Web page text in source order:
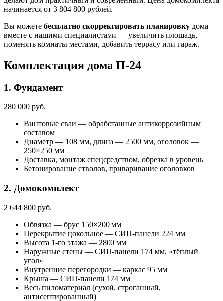
начинается от 3 804 800 рублей.
Вы можете бесплатно скорректировать планировку дома
вместе с нашими специалистами — увеличить площадь,
поменять комнаты местами, добавить террасу или гараж.
Комплектация дома П-24
1. Фундамент
280 000 руб.
Винтовые сваи — обработанные антикоррозийным
составом
Диаметр — 108 мм, длина — 2500 мм, оголовок —
250×250 мм
Доставка, монтаж спецсредством, обрезка в уровень
Бетонирование стволов, приваривание оголовков
2. Домокомплект
2 644 800 руб.
Обвязка — брус 150×200 мм
Перекрытие цокольное — СИП-панели 224 мм
Высота 1-го этажа — 2800 мм
Наружные стены — СИП-панели 174 мм, «тёплый
угол»
Внутренние перегородки — каркас 95 мм
Крыша — СИП-панели 174 мм
Весь пиломатериал (сухой, строганный,
антисептированный)